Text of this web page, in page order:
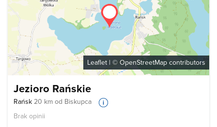
Leaflet | © OpenStreetMap contributors
Jezioro Rańskie
Rańsk 20 km od Biskupca
Brak opinii